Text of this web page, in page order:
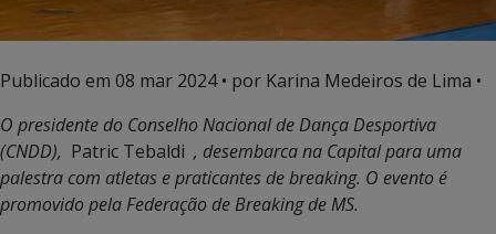
Publicado em 08 mar 2024• por Karina Medeiros de Lima •
O presidente do Conselho Nacional de Dança Desportiva
(CNDD), Patric Tebaldi , desembarca na Capital para uma
palestra com atletas e praticantes de breaking. O evento é
promovido pela Federação de Breaking de MS.